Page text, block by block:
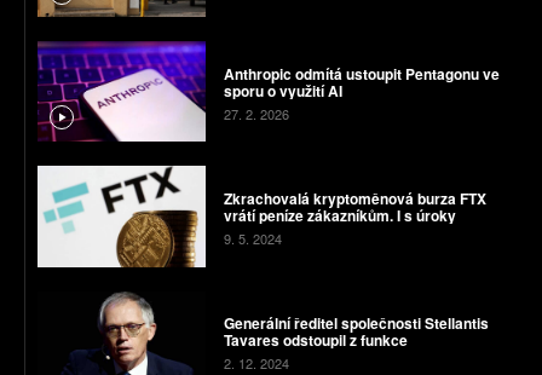
Anthropic odmítá ustoupit Pentagonu ve
sporu o využití AI
27. 2. 2026
Zkrachovalá kryptoměnová burza FTX
vrátí peníze zákazníkům. I s úroky
9. 5. 2024
Generální ředitel společnosti Stellantis
Tavares odstoupil z funkce
2. 12. 2024